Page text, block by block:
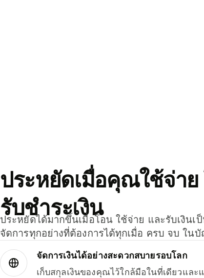
ประหยัดเมื่อคุณใช้จ่าย
รับชำระเงิน
ประหยัดได้มากขึ้นเมื่อโอน ใช้จ่าย และรับเงินเ
จัดการทุกอย่างที่ต้องการได้ทุกเมื่อ ครบ จบ ใน
จัดการเงินได้อย่างสะดวกสบายรอบโลก
เก็บสกุลเงินของคุณไว้ใกล้มือในที่เดียวและ